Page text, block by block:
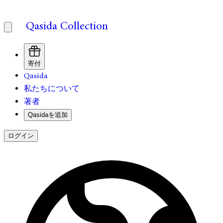
Qasida Collection
寄付
Qasida
私たちについて
著者
Qasidaを追加
ログイン